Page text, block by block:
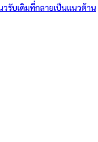
รับเดิมที่กลายเป็นแนวต้าน